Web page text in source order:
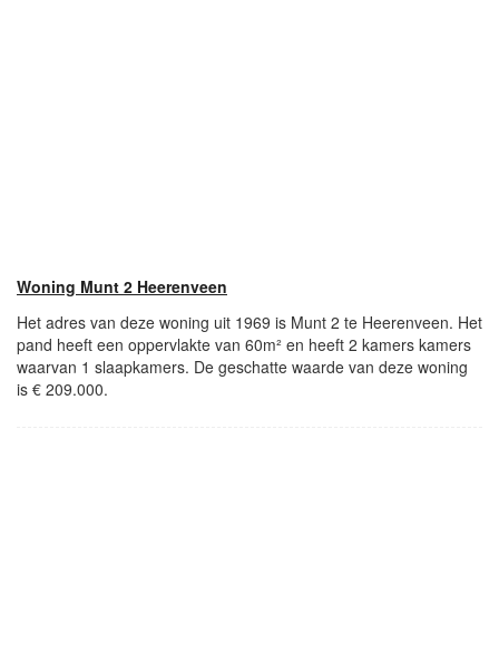
Woning Munt 2 Heerenveen
Het adres van deze woning uit 1969 is Munt 2 te Heerenveen. Het
pand heeft een oppervlakte van 60m² en heeft 2 kamers kamers
waarvan 1 slaapkamers. De geschatte waarde van deze woning
is € 209.000.